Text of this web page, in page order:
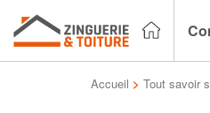
Accueil > Tout savoir